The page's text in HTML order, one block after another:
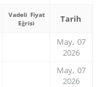
Vadeli Fiyat
Eğrisi
Tarih
May, 07
2026
May, 07
2026